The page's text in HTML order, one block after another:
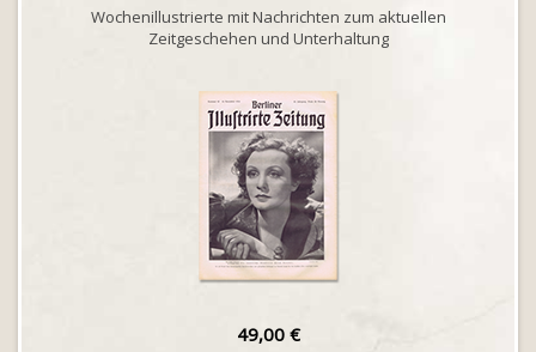
Wochenillustrierte mit Nachrichten zum aktuellen
Zeitgeschehen und Unterhaltung
49,00 €